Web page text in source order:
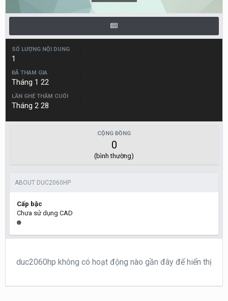
SỐ LƯỢNG NỘI DUNG
1
ĐÃ THAM GIA
Tháng 1 22
LẦN GHÉ THĂM CUỐI
Tháng 2 28
CỘNG ĐỒNG
0
(bình thường)
ABOUT DUC2060HP
Cấp bậc
Chưa sử dụng CAD
duc2060hp không có hoạt động nào gần đây để hiển thị